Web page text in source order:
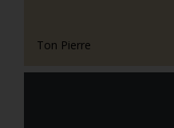
Ton Pierre